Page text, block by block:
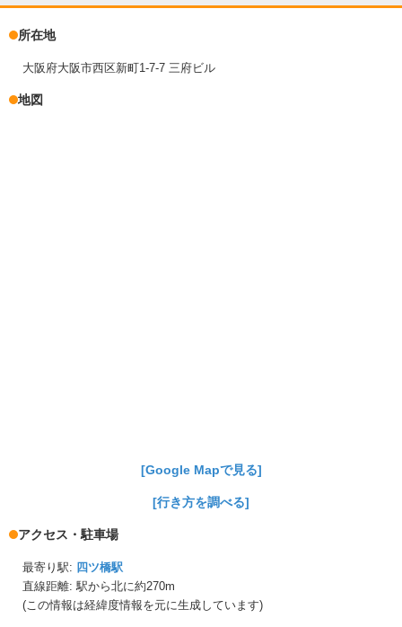
所在地
大阪府大阪市西区新町1-7-7 三府ビル
地図
[Google Mapで見る]
[行き方を調べる]
アクセス・駐車場
最寄り駅: 四ツ橋駅
直線距離: 駅から北に約270m
(この情報は経緯度情報を元に生成しています)